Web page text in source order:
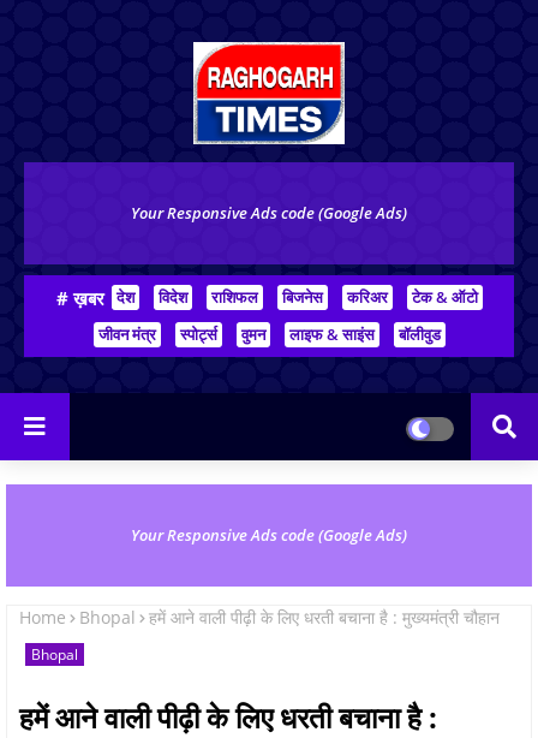
Your Responsive Ads code (Google Ads)
# ख़बर देश विदेश राशिफल बिजनेस करिअर
टेक & ऑटो
जीवन मंत्र
स्पोर्ट्स वुमन लाइफ & साइंस बॉलीवुड
Your Responsive Ads code (Google Ads)
Home Bhopal हमें आने वाली पीढ़ी के लिए धरती बचाना है : मुख्यमंत्री चौहान
Bhopal
हमें आने वाली पीढ़ी के लिए धरती बचाना है :